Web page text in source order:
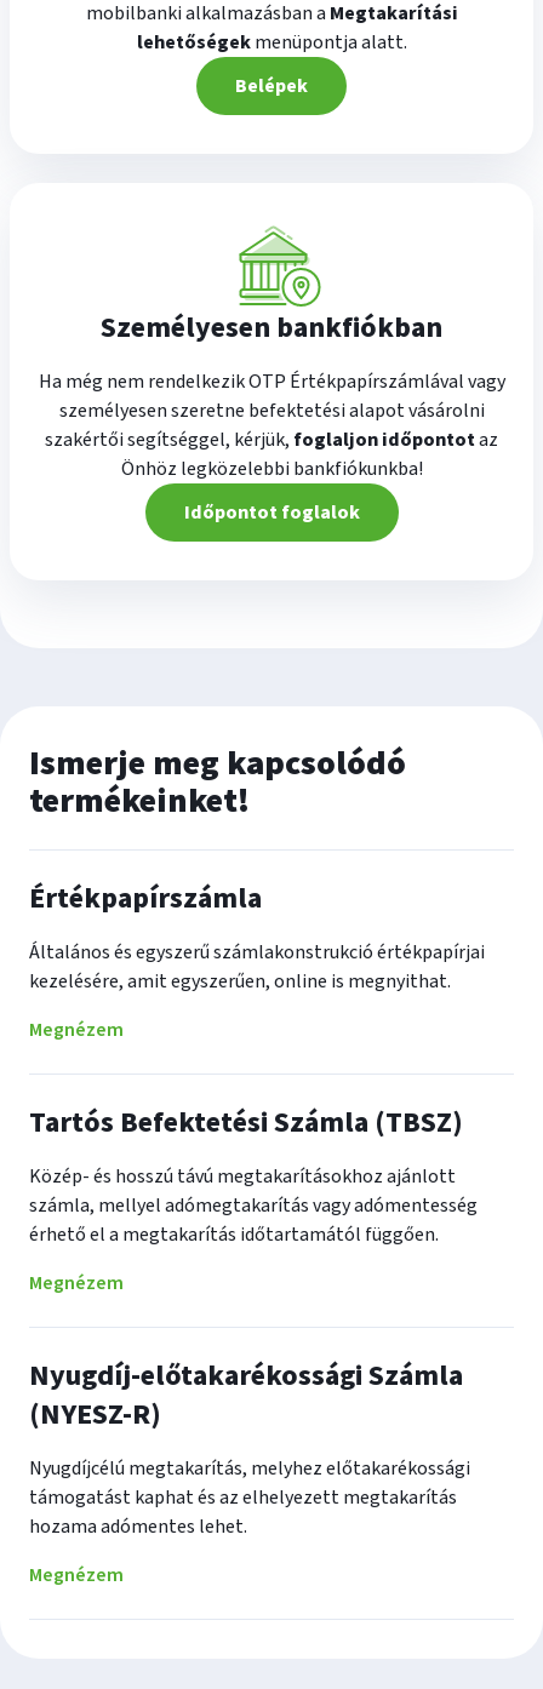
mobilbanki alkalmazásban a Megtakarítási
lehetőségekmenüpontja alatt.
Belépek
Személyesen bankfiókban
Ha még nem rendelkezik OTP Értékpapírszámlával vagy
személyesen szeretne befektetési alapot vásárolni
szakértői segítséggel, kérjük, foglaljon időpontotaz
Önhöz legközelebbi bankfiókunkba!
Időpontot foglalok
Ismerje meg kapcsolódó
termékeinket!
Értékpapírszámla
Általános és egyszerű számlakonstrukció értékpapírjai
kezelésére, amit egyszerűen, online is megnyithat.
Megnézem
Tartós Befektetési Számla (TBSZ)
Közép- és hosszú távú megtakarításokhoz ajánlott
számla, mellyel adómegtakarítás vagy adómentesség
érhető el a megtakarítás időtartamától függően.
Megnézem
Nyugdíj-előtakarékossági Számla
(NYESZ-R)
Nyugdíjcélú megtakarítás, melyhez előtakarékossági
támogatást kaphat és az elhelyezett megtakarítás
hozama adómentes lehet.
Megnézem